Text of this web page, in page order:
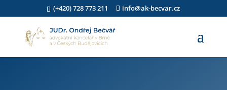
(+420) 728 773 211 info@ak-becvar.cz